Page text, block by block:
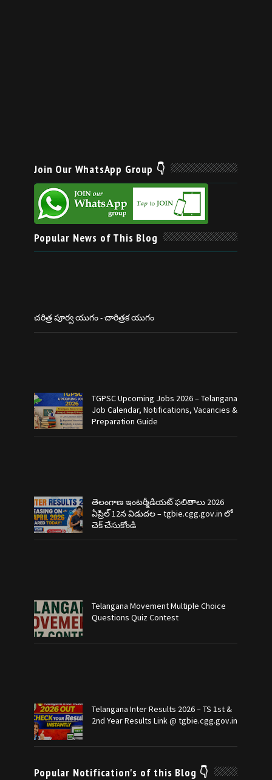
Join Our WhatsApp Group 👇
Popular News of This Blog
చరిత్ర పూర్వ యుగం - చారిత్రక యుగం
TGPSC Upcoming Jobs 2026 – Telangana
Job Calendar, Notifications, Vacancies &
Preparation Guide
తెలంగాణ ఇంటర్మీడియట్ ఫలితాలు 2026
ఏప్రిల్ 12న విడుదల – tgbie.cgg.gov.in లో
చెక్ చేసుకోండి
Telangana Movement Multiple Choice
Questions Quiz Contest
Telangana Inter Results 2026 – TS 1st &
2nd Year Results Link @ tgbie.cgg.gov.in
Popular Notification's of this Blog 👇